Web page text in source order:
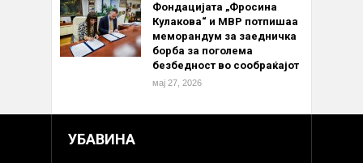
Фондацијата „Фросина
Кулакова“ и МВР потпишаа
меморандум за заедничка
борба за поголема
безбедност во сообраќајот
мај 27, 2026
УБАВИНА